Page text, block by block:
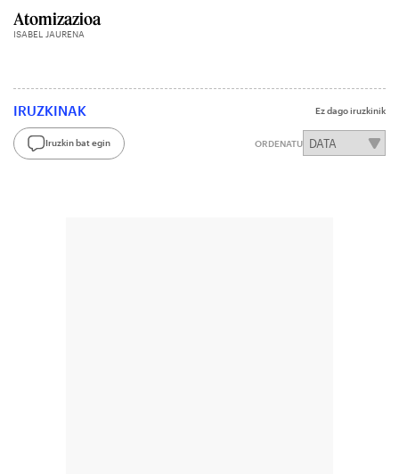
Atomizazioa
ISABEL JAURENA
IRUZKINAK Ez dago iruzkinik
Iruzkin bat egin ORDENATU